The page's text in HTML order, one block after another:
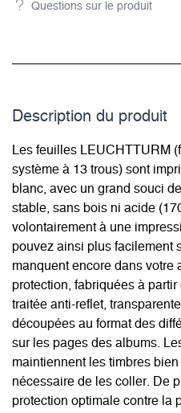
Questions sur le produit
Description du­ produit
Les feuilles LEUCHTTURM
système à 13 trous) sont
blanc, avec un grand souci
stable, sans bois ni acide
volontairement à une
pouvez ainsi plus facilement
manquent encore dans votre
protection, fabriquées à
traitée anti-reflet,
découpées au format des
sur les pages des albums.
maintiennent les timbres
nécessaire de les coller. De
protection optimale contre la